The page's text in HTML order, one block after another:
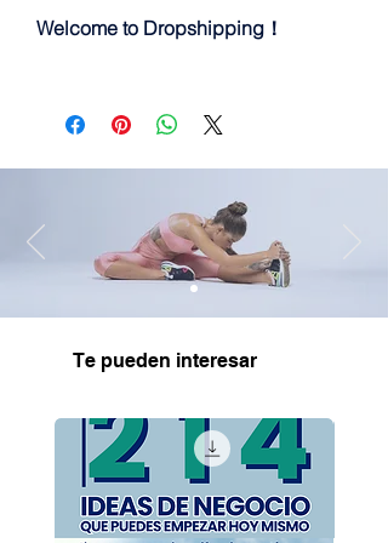
Welcome to Dropshipping！
Te pueden interesar